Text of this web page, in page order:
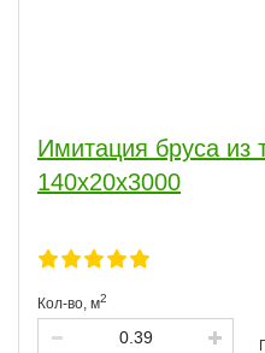
Имитация бруса из
140x20x3000
Кол-во, м2